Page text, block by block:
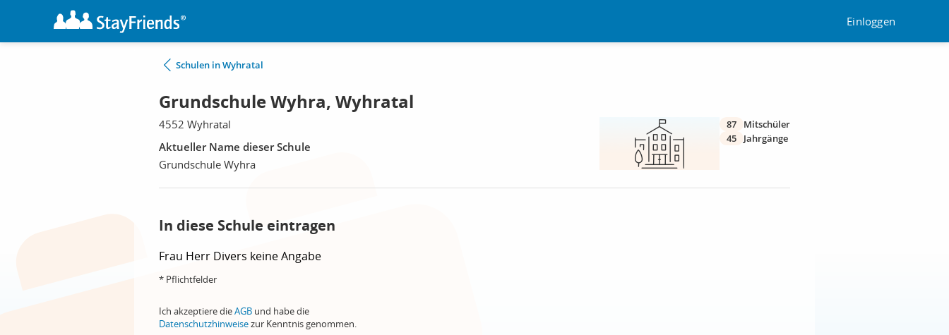
Einloggen
Schulen in Wyhratal
Grundschule Wyhra, Wyhratal
4552 Wyhratal
Aktueller Name dieser Schule
Grundschule Wyhra
87
Mitschüler
45
Jahrgänge
In diese Schule eintragen
Frau Herr Divers keine Angabe
* Pflichtfelder
Ich akzeptiere dieAGB und habe die
Datenschutzhinweisezur Kenntnis genommen.